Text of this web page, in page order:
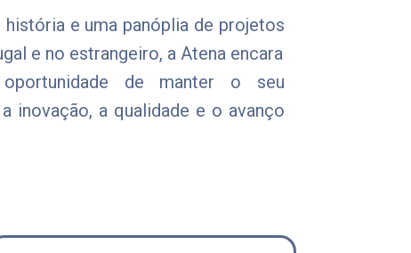
e uma panóplia de projetos
e no estrangeiro, a Atena encara
de manter o seu
inovação, a qualidade e o avanço